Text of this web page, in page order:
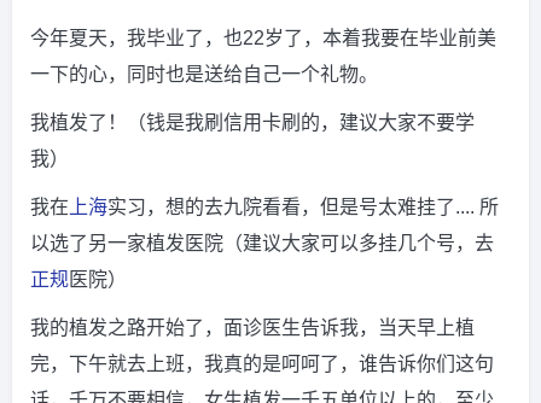
今年夏天，我毕业了，也22岁了，本着我要在毕业前美
一下的心，同时也是送给自己一个礼物。
我植发了！（钱是我刷信用卡刷的，建议大家不要学
我）
我在 上海实习，想的去九院看看，但是号太难挂了.... 所
以选了另一家植发医院（建议大家可以多挂几个号，去
正规医院）
我的植发之路开始了，面诊医生告诉我，当天早上植
完，下午就去上班，我真的是呵呵了，谁告诉你们这句